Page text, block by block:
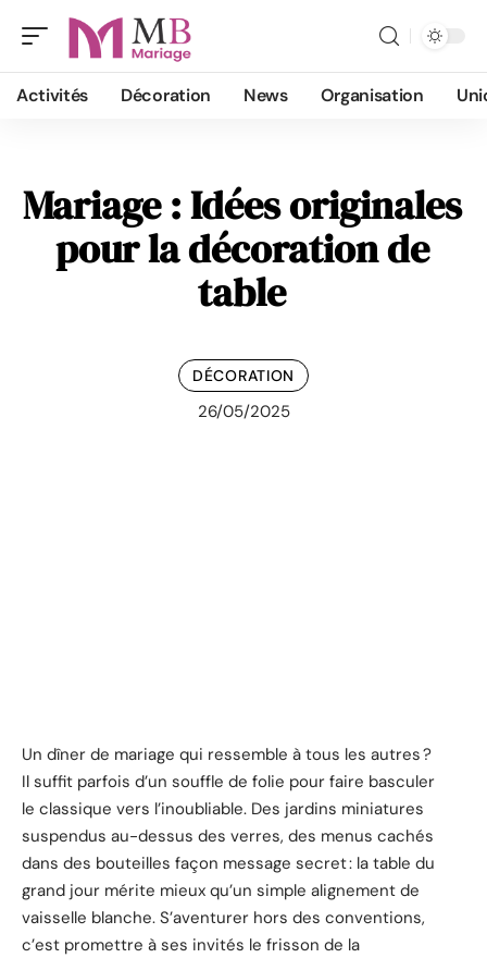
Activités Décoration News Organisation
Mariage : Idées originales
pour la décoration de
table
DÉCORATION
26/05/2025
Un dîner de mariage qui ressemble à tous les autres ?
Il suffit parfois d’un souffle de folie pour faire basculer
le classique vers l’inoubliable. Des jardins miniatures
suspendus au-dessus des verres, des menus cachés
dans des bouteilles façon message secret : la table du
grand jour mérite mieux qu’un simple alignement de
vaisselle blanche. S’aventurer hors des conventions,
c’est promettre à ses invités le frisson de la